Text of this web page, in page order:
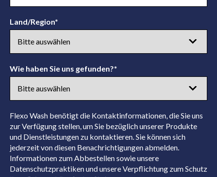
Land/Region*
Wie haben Sie uns gefunden?*
Flexo Wash benötigt die Kontaktinformationen, die Sie uns
zur Verfügung stellen, um Sie bezüglich unserer Produkte
und Dienstleistungen zu kontaktieren. Sie können sich
jederzeit von diesen Benachrichtigungen abmelden.
Informationen zum Abbestellen sowie unsere
Datenschutzpraktiken und unsere Verpflichtung zum Schutz